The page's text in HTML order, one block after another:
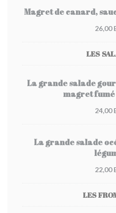
Magret de canard,
26,00
LES
La grande salade
magret fumé
24,00
La grande salade
22,00
LES